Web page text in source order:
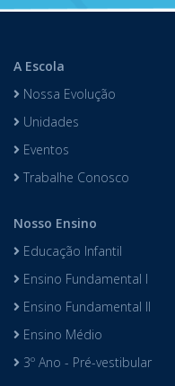
A Escola
Nossa Evolução
Unidades
Eventos
Trabalhe Conosco
Nosso Ensino
Educação Infantil
Ensino Fundamental I
Ensino Fundamental II
Ensino Médio
3º Ano - Pré-vestibular